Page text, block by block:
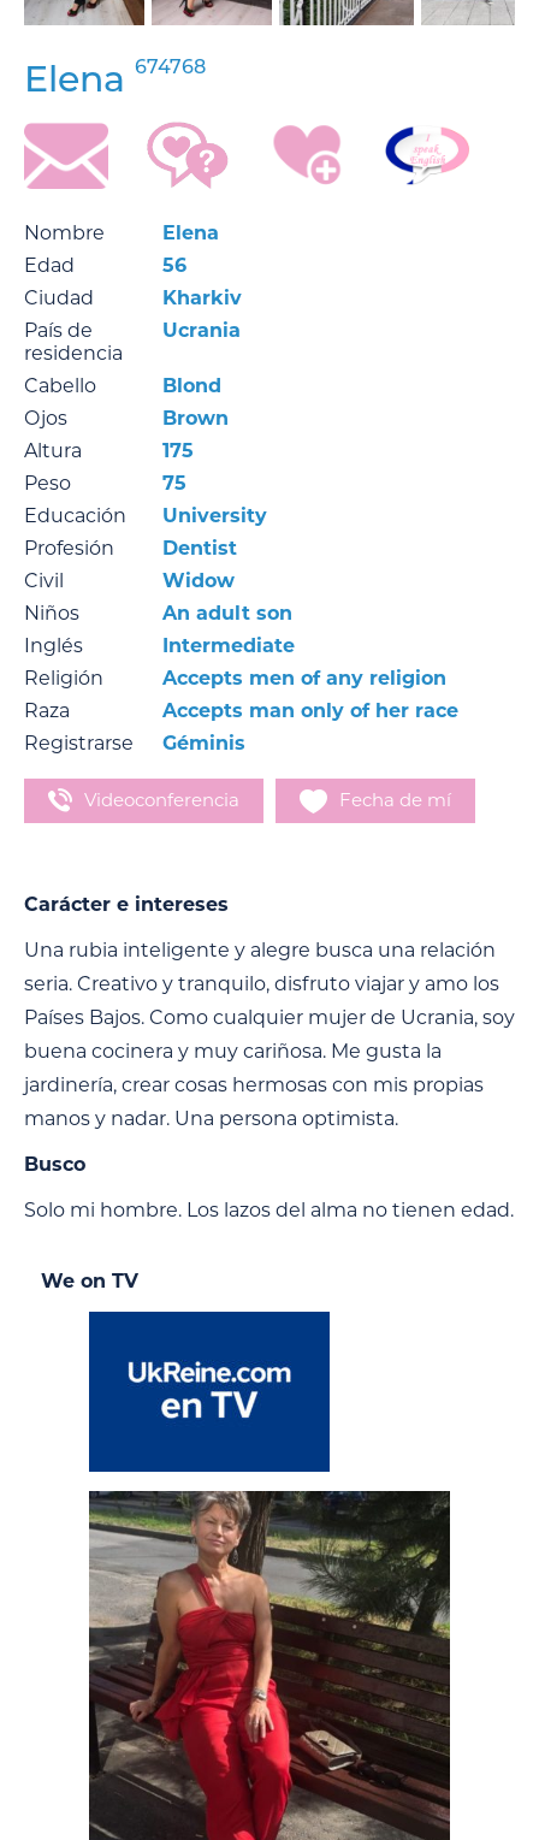
Elena 674768
Nombre
Elena
Edad
56
Ciudad
Kharkiv
País de
residencia
Ucrania
Cabello
Blond
Ojos
Brown
Altura
175
Peso
75
Educación
University
Profesión
Dentist
Civil
Widow
Niños
An adult son
Inglés
Intermediate
Religión
Accepts men of any religion
Raza
Accepts man only of her race
Registrarse
Géminis
Videoconferencia Fecha de mí
Carácter e intereses
Una rubia inteligente y alegre busca una relación
seria. Creativo y tranquilo, disfruto viajar y amo los
Países Bajos. Como cualquier mujer de Ucrania, soy
buena cocinera y muy cariñosa. Me gusta la
jardinería, crear cosas hermosas con mis propias
manos y nadar. Una persona optimista.
Busco
Solo mi hombre. Los lazos del alma no tienen edad.
We on TV